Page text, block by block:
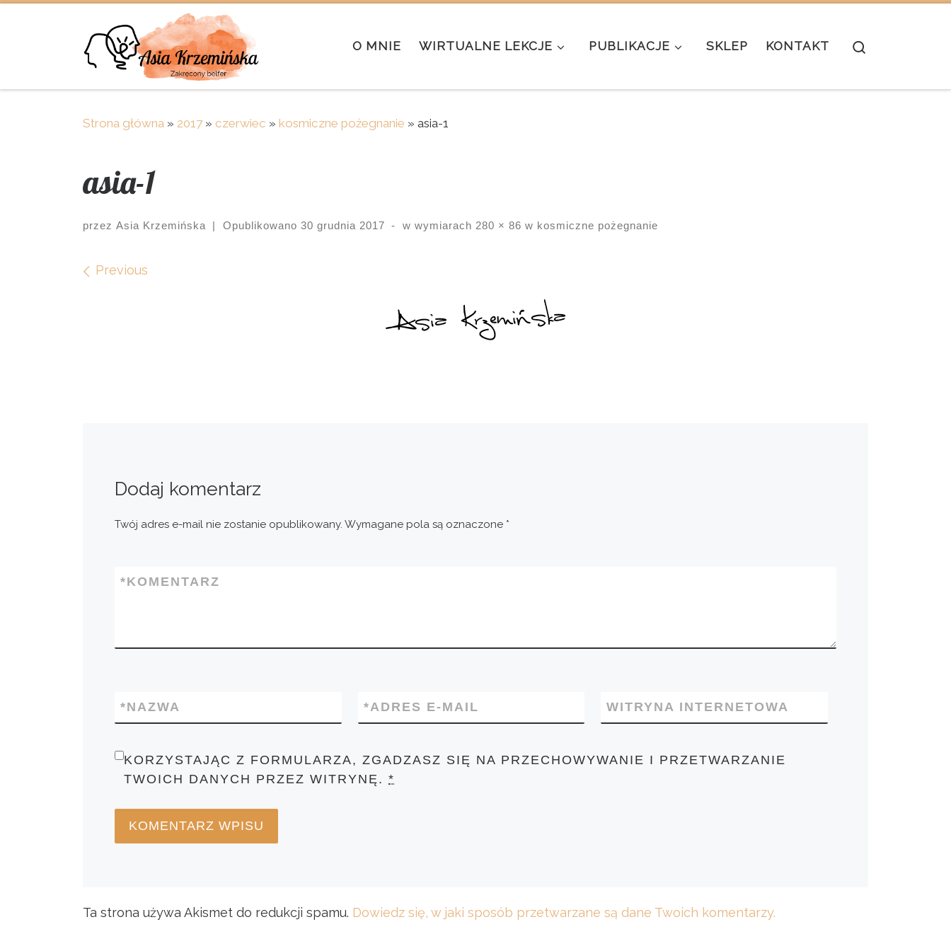
O MNIE WIRTUALNE LEKCJE PUBLIKACJE SKLEP KONTAKT
Strona główna » 2017 » czerwiec » kosmiczne pożegnanie » asia-1
asia-1
przez Asia Krzemińska | Opublikowano 30 grudnia 2017 - w wymiarach 280 × 86 w kosmiczne pożegnanie
Images navigation
Previous
Dodaj komentarz
Twój adres e-mail nie zostanie opublikowany. Wymagane pola są oznaczone *
KOMENTARZ
*
NAZWA
* ADRES E-MAIL
* WITRYNA INTERNETOWA
KORZYSTAJĄC Z FORMULARZA, ZGADZASZ SIĘ NA PRZECHOWYWANIE I PRZETWARZANIE
TWOICH DANYCH PRZEZ WITRYNĘ.*
Ta strona używa Akismet do redukcji spamu. Dowiedz się, w jaki sposób przetwarzane są dane Twoich komentarzy.